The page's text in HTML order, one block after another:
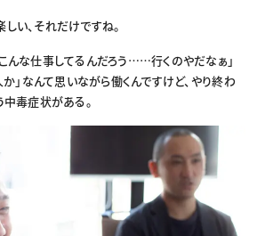
い、それだけですね。
んな仕事してるんだろう……行くのやだなぁ」
」なんて思いながら働くんですけど、やり終わ
中毒症状がある。